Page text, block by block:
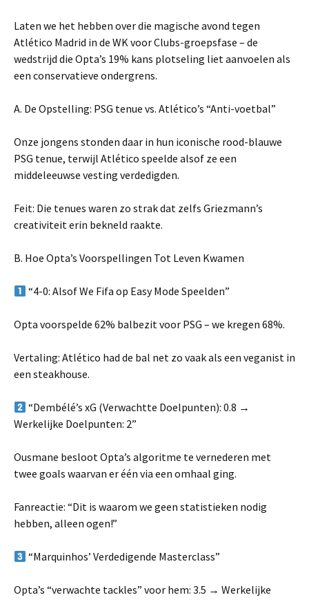
Laten we het hebben over die magische avond tegen
Atlético Madrid in de WK voor Clubs-groepsfase – de
wedstrijd die Opta’s 19% kans plotseling liet aanvoelen als
een conservatieve ondergrens.
A. De Opstelling: PSG tenue vs. Atlético’s “Anti-voetbal”
Onze jongens stonden daar in hun iconische rood-blauwe
PSG tenue, terwijl Atlético speelde alsof ze een
middeleeuwse vesting verdedigden.
Feit: Die tenues waren zo strak dat zelfs Griezmann’s
creativiteit erin bekneld raakte.
B. Hoe Opta’s Voorspellingen Tot Leven Kwamen
“4-0: Alsof We Fifa op Easy Mode Speelden”
Opta voorspelde 62% balbezit voor PSG – we kregen 68%.
Vertaling: Atlético had de bal net zo vaak als een veganist in
een steakhouse.
“Dembélé’s xG (Verwachtte Doelpunten): 0.8 →
Werkelijke Doelpunten: 2”
Ousmane besloot Opta’s algoritme te vernederen met
twee goals waarvan er één via een omhaal ging.
Fanreactie: “Dit is waarom we geen statistieken nodig
hebben, alleen ogen!”
“Marquinhos’ Verdedigende Masterclass”
Opta’s “verwachte tackles” voor hem: 3.5 → Werkelijke